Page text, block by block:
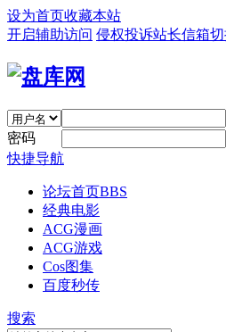
设为首页收藏本站
开启辅助访问 侵权投诉站长信箱
密码
快捷导航
论坛首页BBS
经典电影
ACG漫画
ACG游戏
Cos图集
百度秒传
搜索